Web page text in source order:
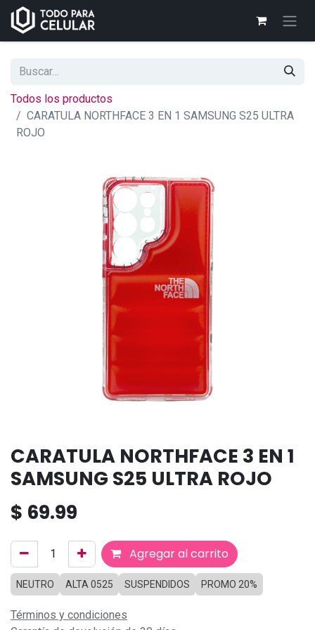
Todos los productos
CARATULA NORTHFACE 3 EN 1 SAMSUNG S25 ULTRA
ROJO
CARATULA NORTHFACE 3 EN 1
SAMSUNG S25 ULTRA ROJO
$ 69.99
Agregar al carrito
NEUTRO ALTA 0525 SUSPENDIDOS PROMO 20%
Términos y condiciones